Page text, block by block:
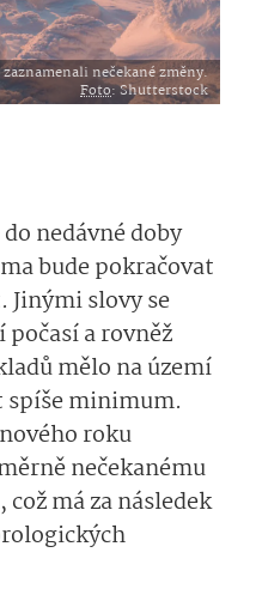
nečekané změny.
Foto: Shutterstock
nedávné doby
bude pokračovat
slovy se
a rovněž
mělo na území
spíše minimum.
roku
nečekanému
má za následek